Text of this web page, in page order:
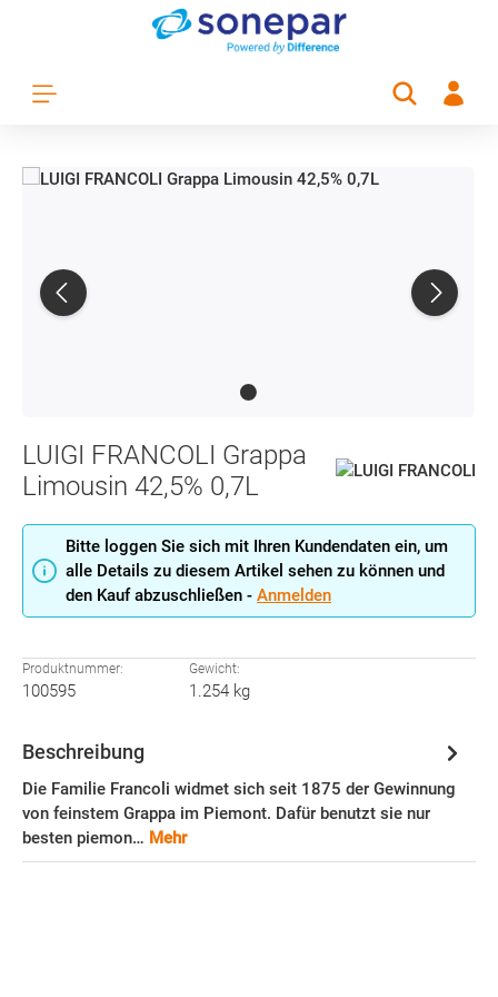
Zum Hauptinhalt springen
LUIGI FRANCOLI Grappa
Limousin 42,5% 0,7L
Bitte loggen Sie sich mit Ihren Kundendaten ein, um
alle Details zu diesem Artikel sehen zu können und
den Kauf abzuschließen - Anmelden
Produktnummer:
100595
Gewicht:
1.254 kg
Beschreibung
Die Familie Francoli widmet sich seit 1875 der Gewinnung
von feinstem Grappa im Piemont. Dafür benutzt sie nur
besten piemon… Mehr